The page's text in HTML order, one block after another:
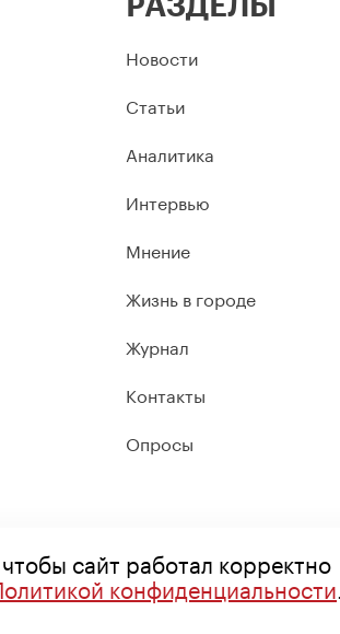
РАЗДЕЛЫ
Новости
Статьи
Аналитика
Интервью
Мнение
Жизнь в городе
Журнал
Контакты
Опросы
сайт работал корректно
конфиденциальности